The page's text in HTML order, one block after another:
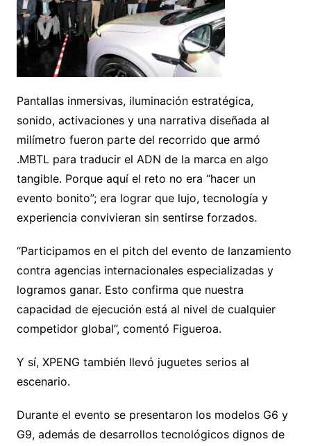
Pantallas inmersivas, iluminación estratégica,
sonido, activaciones y una narrativa diseñada al
milímetro fueron parte del recorrido que armó
.MBTL para traducir el ADN de la marca en algo
tangible. Porque aquí el reto no era “hacer un
evento bonito”; era lograr que lujo, tecnología y
experiencia convivieran sin sentirse forzados.
“Participamos en el pitch del evento de lanzamiento
contra agencias internacionales especializadas y
logramos ganar. Esto confirma que nuestra
capacidad de ejecución está al nivel de cualquier
competidor global”, comentó Figueroa.
Y sí, XPENG también llevó juguetes serios al
escenario.
Durante el evento se presentaron los modelos G6 y
G9, además de desarrollos tecnológicos dignos de